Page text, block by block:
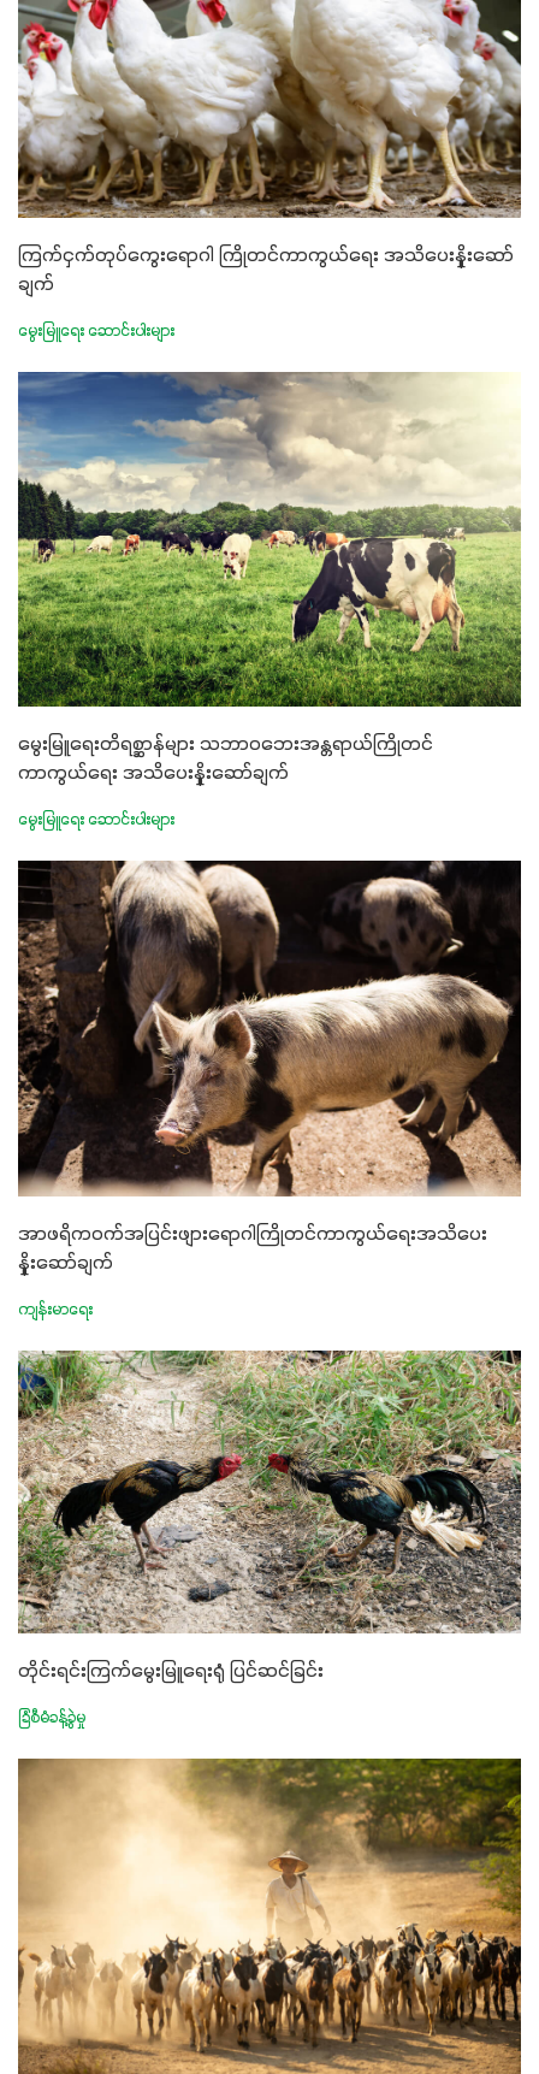
ကြက်ငှက်တုပ်ကွေးရောဂါ ကြိုတင်ကာကွယ်ရေး အသိပေးနှိုးဆော်
ချက်
မွေးမြူရေး ဆောင်းပါးများ
မွေးမြူရေးတိရစ္ဆာန်များ သဘာဝဘေးအန္တရာယ်ကြိုတင်
ကာကွယ်ရေး အသိပေးနှိုးဆော်ချက်
မွေးမြူရေး ဆောင်းပါးများ
အာဖရိကဝက်အပြင်းဖျားရောဂါကြိုတင်ကာကွယ်ရေးအသိပေး
နှိုးဆော်ချက်
ကျန်းမာရေး
တိုင်းရင်းကြက်မွေးမြူရေးရုံ ပြင်ဆင်ခြင်း
ခြံစီမံခန့်ခွဲမှု